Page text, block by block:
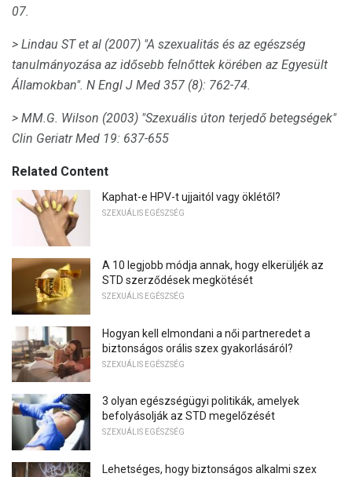
07.
> Lindau ST et al (2007) "A szexualitás és az egészség
tanulmányozása az idősebb felnőttek körében az Egyesült
Államokban". N Engl J Med 357 (8): 762-74.
> MM.G. Wilson (2003) "Szexuális úton terjedő betegségek"
Clin Geriatr Med 19: 637-655
Related Content
Kaphat-e HPV-t ujjaitól vagy öklétől?
SZEXUÁLIS EGÉSZSÉG
A 10 legjobb módja annak, hogy elkerüljék az
STD szerződések megkötését
SZEXUÁLIS EGÉSZSÉG
Hogyan kell elmondani a női partneredet a
biztonságos orális szex gyakorlásáról?
SZEXUÁLIS EGÉSZSÉG
3 olyan egészségügyi politikák, amelyek
befolyásolják az STD megelőzését
SZEXUÁLIS EGÉSZSÉG
Lehetséges, hogy biztonságos alkalmi szex